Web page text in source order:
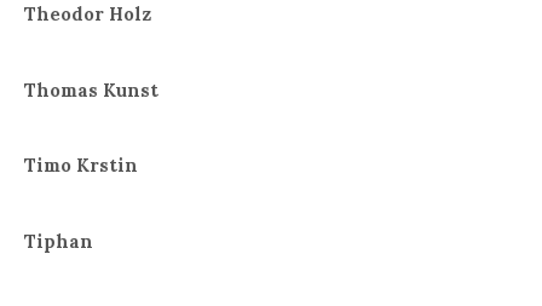
Theodor Holz
Thomas Kunst
Timo Krstin
Tiphan